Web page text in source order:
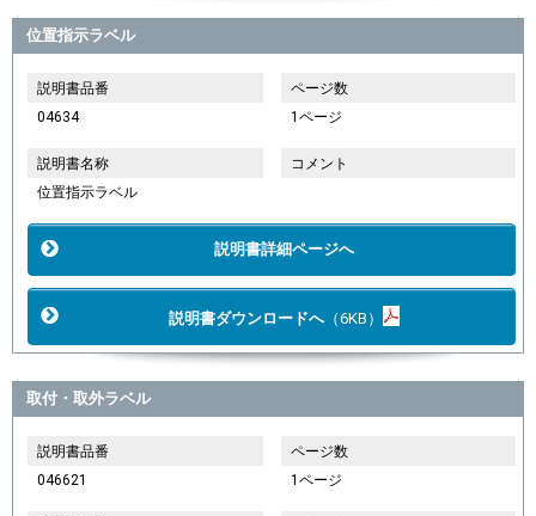
位置指示ラベル
説明書品番
04634
ページ数
1ページ
説明書名称
位置指示ラベル
コメント
説明書詳細ページへ
説明書ダウンロードへ（6KB）
取付・取外ラベル
説明書品番
046621
ページ数
1ページ